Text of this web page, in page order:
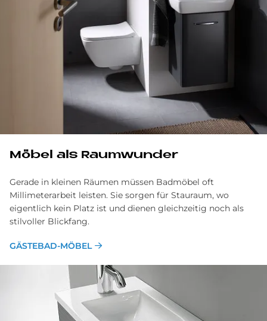
Mö­bel als Raum­wun­der
Gerade in kleinen Räumen müssen Badmöbel oft
Millimeterarbeit leisten. Sie sorgen für Stauraum, wo
eigentlich kein Platz ist und dienen gleichzeitig noch als
stilvoller Blickfang.
GÄSTEBAD-MÖBEL